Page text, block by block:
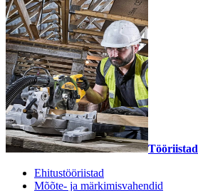
Tööriistad
Ehitustööriistad
Mõõte- ja märkimisvahendid